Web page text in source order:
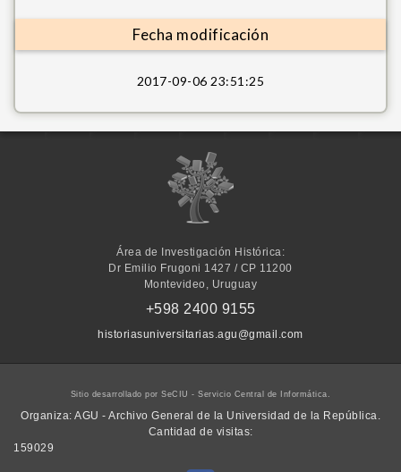
Fecha modificación
2017-09-06 23:51:25
m
a
g
n
P
u
b
l
i
h
n
Área de Investigación Histórica:
Dr Emilio Frugoni 1427 / CP 11200
Montevideo, Uruguay
+598 2400 9155
historiasuniversitarias.agu@gmail.com
Sitio desarrollado por SeCIU - Servicio Central de Informática.
Organiza: AGU - Archivo General de la Universidad de la República.
Cantidad de visitas:
159029